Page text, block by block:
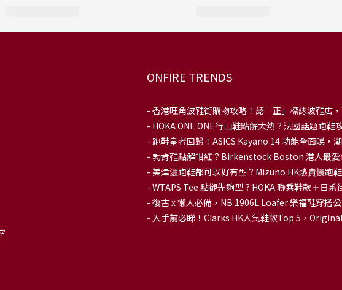
ONFIRE TRENDS
- 香港旺角波鞋街購物攻略！認「正」標誌波鞋店，
- HOKA ONE ONE行山鞋點解大熱？法國話題跑鞋
- 跑鞋皇者回歸！ASICS Kayano 14 功能全面睇，
- 勃肯鞋點解咁紅？Birkenstock Boston 港人最愛
- 美津濃跑鞋都可以好有型？Mizuno HK熱賣慢跑
- WTAPS Tee 點襯先夠型？HOKA 聯乘鞋款＋日系
- 復古 x 懶人必備，NB 1906L Loafer 樂福鞋穿搭
- 入手前必睇！Clarks HK人氣鞋款Top 5，